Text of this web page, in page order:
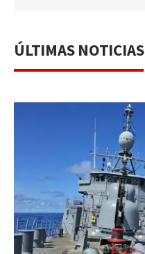
ÚLTIMAS NOTICIAS